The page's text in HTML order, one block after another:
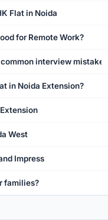
Flat in Noida
for Remote Work?
interview mistakes?
in Noida Extension?
West
Impress
families?